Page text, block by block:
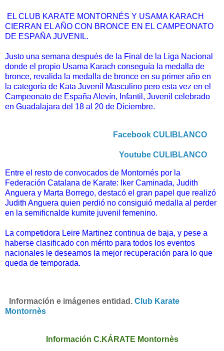
EL CLUB KARATE MONTORNÉS Y USAMA KARACH
CIERRAN EL AÑO CON BRONCE EN EL CAMPEONATO
DE ESPAÑA JUVENIL.
Justo una semana después de la Final de la Liga Nacional
donde el propio Usama Karach conseguía la medalla de
bronce, revalida la medalla de bronce en su primer año en
la categoría de Kata Juvenil Masculino pero esta vez en el
Campeonato de España Alevín, Infantil, Juvenil celebrado
en Guadalajara del 18 al 20 de Diciembre.
Facebook CULIBLANCO
Youtube CULIBLANCO
Entre el resto de convocados de Montornés por la
Federación Catalana de Karate: Iker Caminada, Judith
Anguera y Marta Borrego, destacó el gran papel que realizó
Judith Anguera quien perdió no consiguió medalla al perder
en la semificnalde kumite juvenil femenino.
La competidora Leire Martinez continua de baja, y pese a
haberse clasificado con mérito para todos los eventos
nacionales le deseamos la mejor recuperación para lo que
queda de temporada.
nformación e imágenes entidad. Club Karate
Montornès
Información C.KÁRATE Montornès